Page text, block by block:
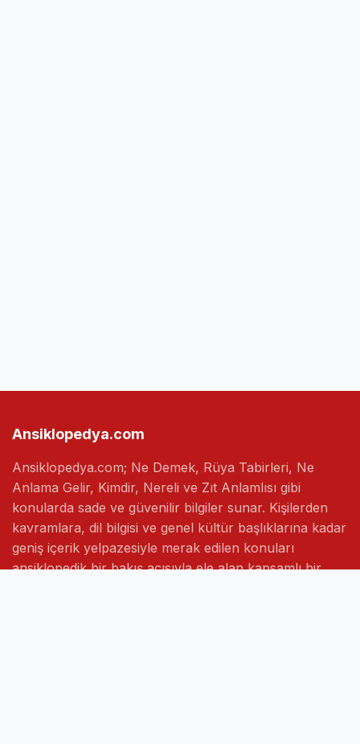
Ansiklopedya.com
Ansiklopedya.com; Ne Demek, Rüya Tabirleri, Ne
Anlama Gelir, Kimdir, Nereli ve Zıt Anlamlısı gibi
konularda sade ve güvenilir bilgiler sunar. Kişilerden
kavramlara, dil bilgisi ve genel kültür başlıklarına kadar
geniş içerik yelpazesiyle merak edilen konuları
ansiklopedik bir bakış açısıyla ele alan kapsamlı bir